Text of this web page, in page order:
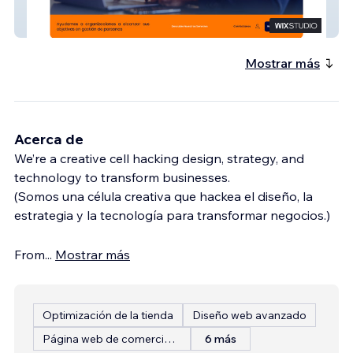
Elabora Consultores
Mostrar más
Acerca de
We’re a creative cell hacking design, strategy, and
technology to transform businesses.
(Somos una célula creativa que hackea el diseño, la
estrategia y la tecnología para transformar negocios.)
From... Mostrar más
Optimización de la tienda
Diseño web avanzado
Página web de comercio electrónico
6 más